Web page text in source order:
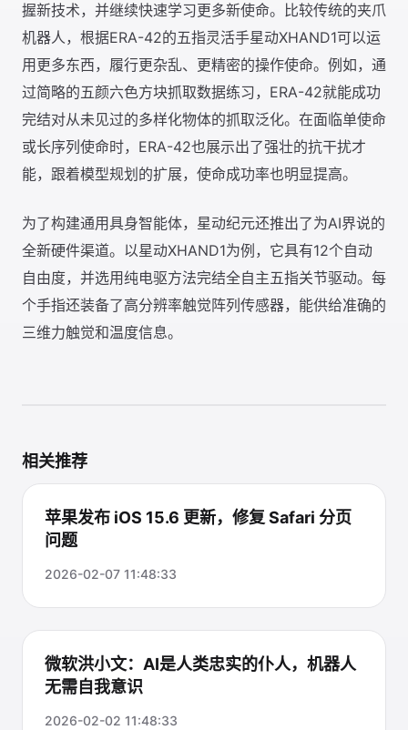
握新技术，并继续快速学习更多新使命。比较传统的夹爪
机器人，根据ERA-42的五指灵活手星动XHAND1可以运
用更多东西，履行更杂乱、更精密的操作使命。例如，通
过简略的五颜六色方块抓取数据练习，ERA-42就能成功
完结对从未见过的多样化物体的抓取泛化。在面临单使命
或长序列使命时，ERA-42也展示出了强壮的抗干扰才
能，跟着模型规划的扩展，使命成功率也明显提高。
为了构建通用具身智能体，星动纪元还推出了为AI界说的
全新硬件渠道。以星动XHAND1为例，它具有12个自动
自由度，并选用纯电驱方法完结全自主五指关节驱动。每
个手指还装备了高分辨率触觉阵列传感器，能供给准确的
三维力触觉和温度信息。
相关推荐
苹果发布 iOS 15.6 更新，修复 Safari 分页
问题
2026-02-07 11:48:33
微软洪小文：AI是人类忠实的仆人，机器人
无需自我意识
2026-02-02 11:48:33